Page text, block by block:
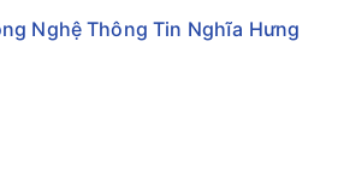
Nghệ Thông Tin Nghĩa Hưng